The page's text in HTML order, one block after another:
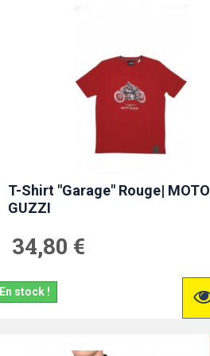
T-Shirt "Garage" Rouge| MOTO
GUZZI
34,80 €
En stock !